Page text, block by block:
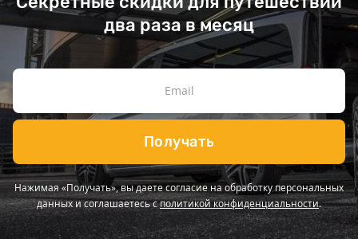
два раза в месяц
Получать
Нажимая «Получать», вы даете согласие на обработку персональных
данных и соглашаетесь сполитикой конфиденциальности.